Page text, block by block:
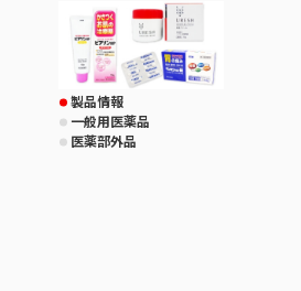
製品情報
一般用医薬品
医薬部外品